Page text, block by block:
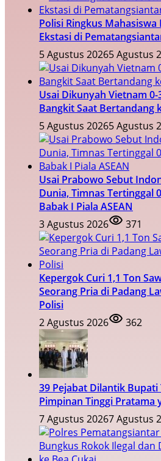
Polisi Ringkus
Ekstasi di
5 Agustus 20265 Agustus
Usai Dikunyah Vietnam
Bangkit Saat Bertandang
5 Agustus 20265 Agustus
Usai Prabowo Sebut
Dunia, Timnas Tertinggal
Babak I Piala ASEAN
3 Agustus 2026
371
Kepergok Curi 1,1 Ton
Seorang Pria di Padang
Polisi
2 Agustus 2026
362
39 Pejabat Dilantik
Pimpinan Tinggi Pratama
7 Agustus 20267 Agustus